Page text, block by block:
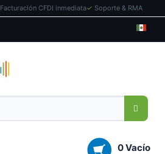
Facturación CFDI inmediata✓ Soporte & RMA
0 Vacío